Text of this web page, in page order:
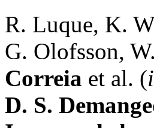
R. Luque, K.
G. Olofsson,
Correia et al. (
D. S.